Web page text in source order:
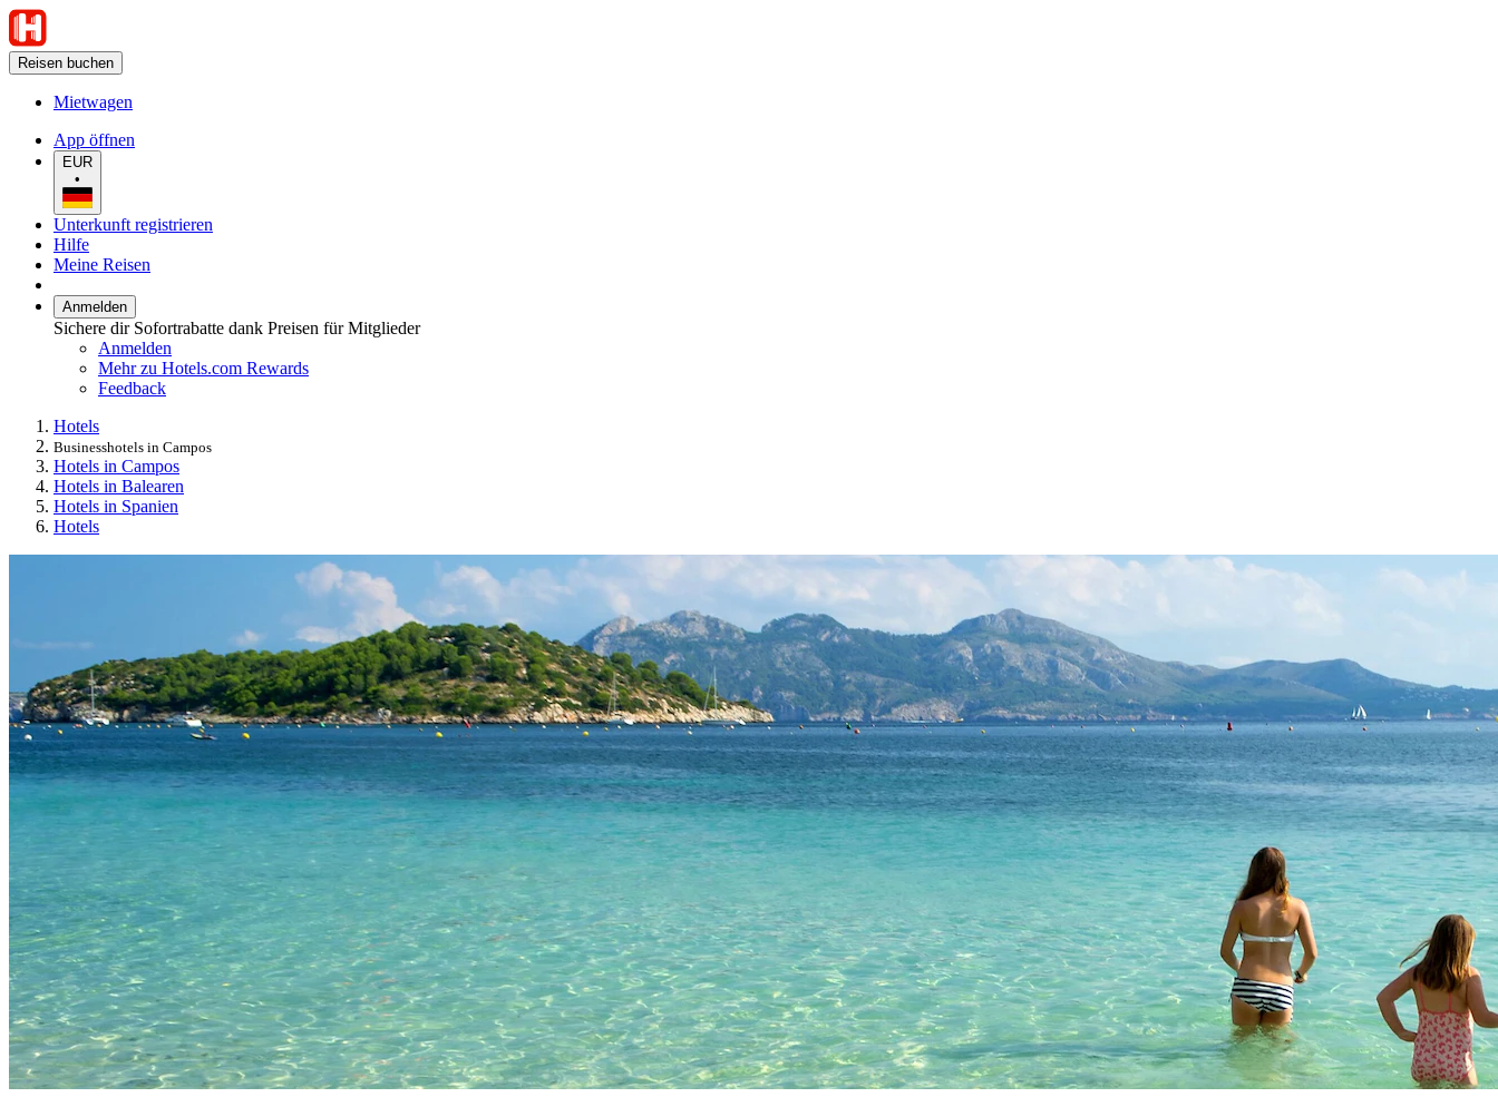
Reisen buchen
Mietwagen
App öffnen
EUR
•
Unterkunft registrieren
Hilfe
Meine Reisen
Anmelden
Sichere dir Sofortrabatte dank Preisen für Mitglieder
Anmelden
Mehr zu Hotels.com Rewards
Feedback
Hotels
Businesshotels in Campos
Hotels in Campos
Hotels in Balearen
Hotels in Spanien
Hotels